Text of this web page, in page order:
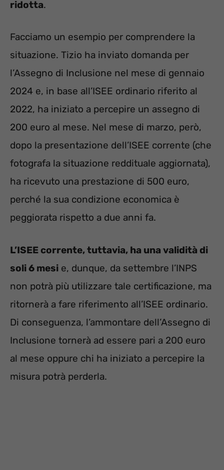
ridotta.
Facciamo un esempio per comprendere la
situazione. Tizio ha inviato domanda per
l’Assegno di Inclusione nel mese di gennaio
2024 e, in base all’ISEE ordinario riferito al
2022, ha iniziato a percepire un assegno di
200 euro al mese. Nel mese di marzo, però,
dopo la presentazione dell’ISEE corrente (che
fotografa la situazione reddituale aggiornata),
ha ricevuto una prestazione di 500 euro,
perché la sua condizione economica è
peggiorata rispetto a due anni fa.
L’ISEE corrente, tuttavia, ha una validità di
soli 6 mesi e, dunque, da settembre l’INPS
non potrà più utilizzare tale certificazione, ma
ritornerà a fare riferimento all’ISEE ordinario.
Di conseguenza, l’ammontare dell’Assegno di
Inclusione tornerà ad essere pari a 200 euro
al mese oppure chi ha iniziato a percepire la
misura potrà perderla.